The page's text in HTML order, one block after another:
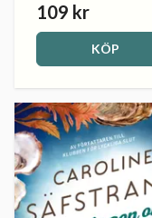
109 kr
KÖP